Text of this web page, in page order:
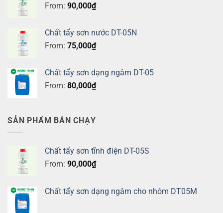
From: 90,000₫
Chất tẩy sơn nước DT-05N
From: 75,000₫
Chất tẩy sơn dạng ngâm DT-05
From: 80,000₫
SẢN PHẨM BÁN CHẠY
Chất tẩy sơn tĩnh điện DT-05S
From: 90,000₫
Chất tẩy sơn dạng ngâm cho nhôm DT05M